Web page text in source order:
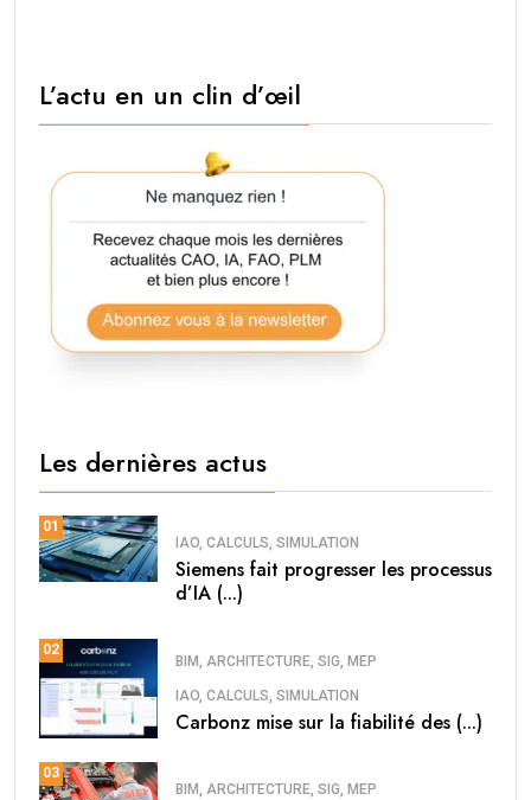
L’actu en un clin d’œil
Les dernières actus
01
IAO, CALCULS, SIMULATION
Siemens fait progresser les processus
d’IA (...)
02
BIM, ARCHITECTURE, SIG, MEP
IAO, CALCULS, SIMULATION
Carbonz mise sur la fiabilité des (...)
03
BIM, ARCHITECTURE, SIG, MEP